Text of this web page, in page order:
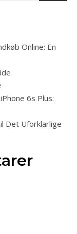
Online: En
6s Plus:
Det Uforklarlige